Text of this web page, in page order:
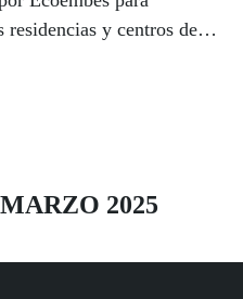
y centros de
2025